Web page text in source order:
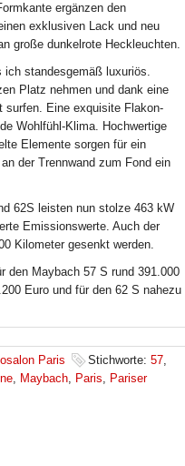
ergänzen den
exklusiven Lack und neu
große dunkelrote Heckleuchten.
ich standesgemäß luxuriös.
Platz nehmen und dank eine
surfen. Eine exquisite Flakon-
Wohlfühl-Klima. Hochwertige
Elemente sorgen für ein
der Trennwand zum Fond ein
62S leisten nun stolze 463 kW
Emissionswerte. Auch der
Kilometer gesenkt werden.
den Maybach 57 S rund 391.000
Euro und für den 62 S nahezu
Paris Stichworte: 57,
, Maybach, Paris, Pariser